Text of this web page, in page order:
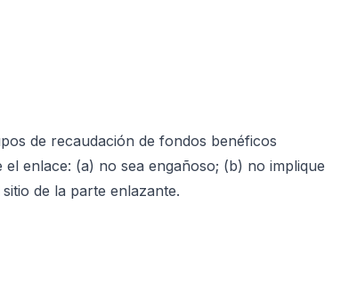
de recaudación de fondos benéficos
enlace: (a) no sea engañoso; (b) no implique
de la parte enlazante.